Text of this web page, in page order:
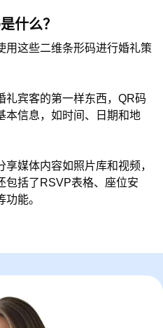
什么？
用这些二维条形码进行婚礼策
礼宾客的第一样东西，QR码
本信息，如时间、日期和地
媒体内容如照片库和视频，
包括了RSVP表格、座位安
能。